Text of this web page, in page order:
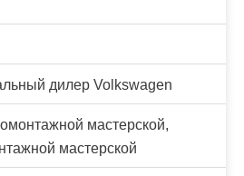
дилер Volkswagen
мастерской,
мастерской